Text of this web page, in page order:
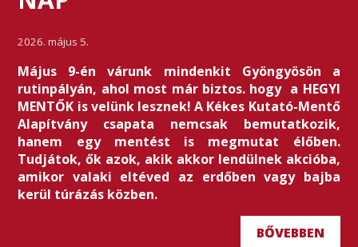
2026. május 5.
Május 9-én várunk mindenkit Gyöngyösön a
rutinpályán, ahol most már biztos. hogy a HEGYI
MENTŐK is velünk lesznek! A Kékes Kutató-Mentő
Alapítvány csapata nemcsak bemutatkozik,
hanem egy mentést is megmutat élőben.
Tudjátok, ők azok, akik akkor lendülnek akcióba,
amikor valaki eltéved az erdőben vagy bajba
kerül túrázás közben.
BŐVEBBEN